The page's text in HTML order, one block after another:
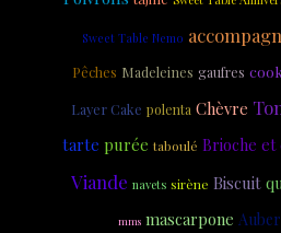
Sweet Table Nemo
Pêches Madeleines gaufres
Layer Cake polenta Chèvre
tarte purée taboulé Brioche et
Viande navets sirène Biscuit
mms mascarpone